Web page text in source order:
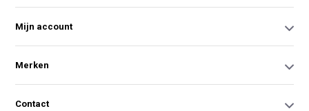
Mijn account
Merken
Contact